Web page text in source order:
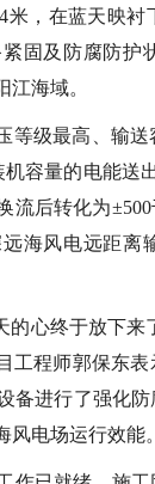
米，在蓝天映
固及防腐防护
海域。
等级最高、输
容量的电能送
流后转化为
海风电远距离
的心终于放下
工程师郭保东
备进行了强化
电场运行效能。